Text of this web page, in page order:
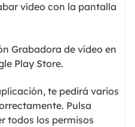
vídeo con la pantalla
Grabadora de vídeo en
Play Store.
te pedirá varios
Pulsa
todos los permisos